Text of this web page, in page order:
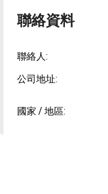
聯絡資料
聯絡人:
公司地址:
國家 / 地區: